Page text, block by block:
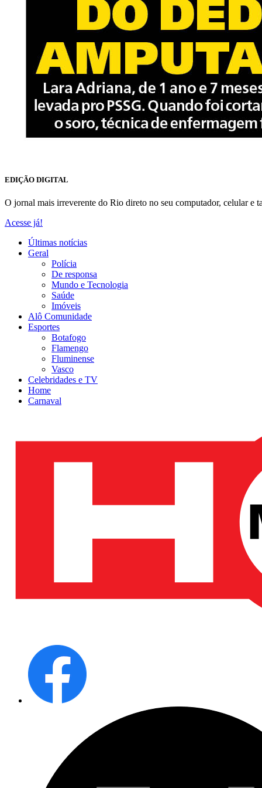
EDIÇÃO DIGITAL
O jornal mais irreverente do Rio direto no seu computador, celular e
Acesse já!
Últimas notícias
Geral
Polícia
De responsa
Mundo e Tecnologia
Saúde
Imóveis
Alô Comunidade
Esportes
Botafogo
Flamengo
Fluminense
Vasco
Celebridades e TV
Home
Carnaval